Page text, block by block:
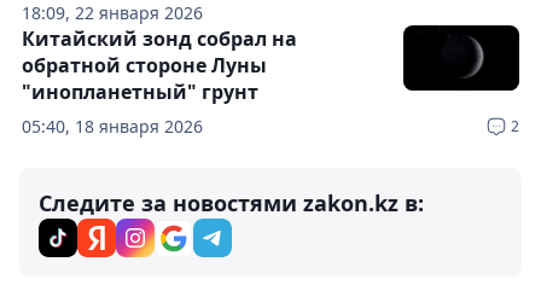
18:09, 22 января 2026
05:40, 18 января 2026 2
Китайский зонд собрал на
обратной стороне Луны
"инопланетный" грунт
Следите за новостями zakon.kz в: